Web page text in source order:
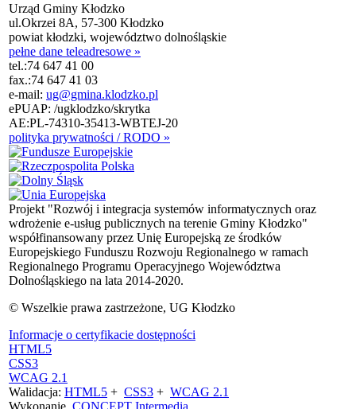
Urząd Gminy Kłodzko
ul.Okrzei 8A, 57-300 Kłodzko
powiat kłodzki, województwo dolnośląskie
pełne dane teleadresowe »
tel.:74 647 41 00
fax.:74 647 41 03
e-mail: ug@gmina.klodzko.pl
ePUAP: /ugklodzko/skrytka
AE:PL-74310-35413-WBTEJ-20
polityka prywatności / RODO »
Projekt "Rozwój i integracja systemów informatycznych oraz
wdrożenie e-usług publicznych na terenie Gminy Kłodzko"
współfinansowany przez Unię Europejską ze środków
Europejskiego Funduszu Rozwoju Regionalnego w ramach
Regionalnego Programu Operacyjnego Województwa
Dolnośląskiego na lata 2014-2020.
© Wszelkie prawa zastrzeżone, UG Kłodzko
Informacje o certyfikacie dostępności
HTML5
CSS3
WCAG 2.1
Walidacja: HTML5 + CSS3 + WCAG 2.1
Wykonanie CONCEPT Intermedia